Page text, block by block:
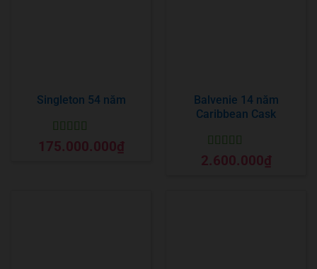
Singleton 54 năm
Được xếp
hạng5 5 sao
175.000.000₫
Balvenie 14 năm
Caribbean Cask
Được xếp
hạng55 sao
2.600.000₫